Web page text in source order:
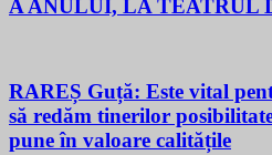
A ANULUI, LA TEATRUL
RAREȘ Guță: Este vital
să redăm tinerilor
pune în valoare calitățile